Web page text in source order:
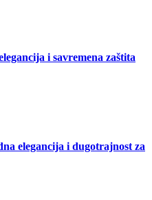
i savremena zaštita
elegancija i dugotrajnost za